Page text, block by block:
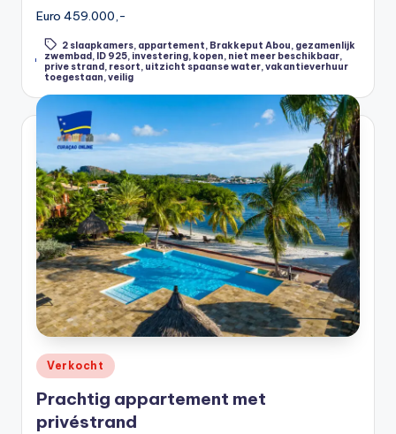
Euro 459.000,-
Tags:
2 slaapkamers appartement Brakkeput Abou gezamenlijk
zwembad ID 925 investering kopen niet meer beschikbaar
prive strand resort uitzicht spaanse water ,vakantieverhuur
toegestaan ,veilig
Posted
in
Verkocht
Prachtig appartement met
privéstrand